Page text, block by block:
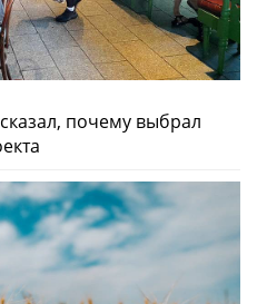
почему выбрал